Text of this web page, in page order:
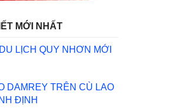
MỚI NHẤT
LỊCH QUY NHƠN MỚI
DAMREY TRÊN CÙ LAO
ĐỊNH